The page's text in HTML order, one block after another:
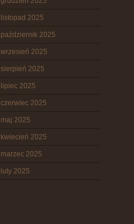
listopad 2025
październik 2025
wrzesień 2025
sierpień 2025
lipiec 2025
czerwiec 2025
maj 2025
kwiecień 2025
marzec 2025
luty 2025